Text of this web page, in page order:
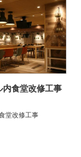
内食堂改修工事
堂改修工事